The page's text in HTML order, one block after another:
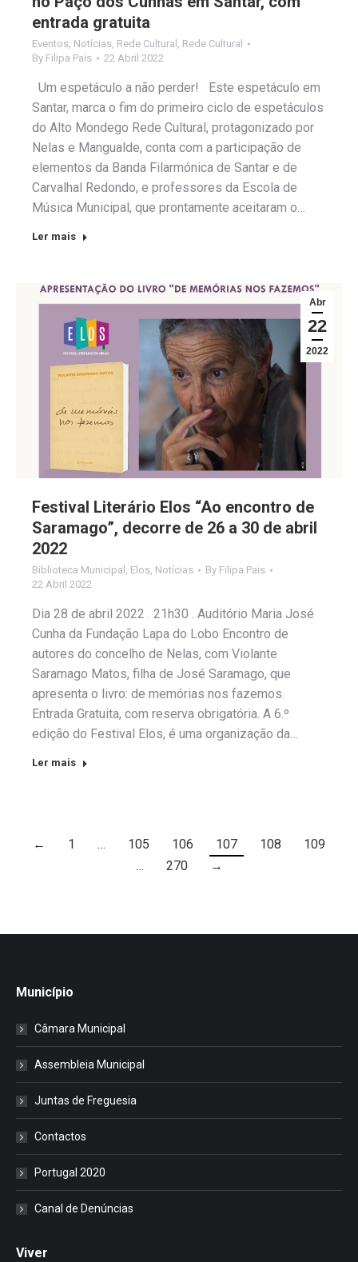
entrada gratuita
Eventos Notícias Rede Cultural
Rede Cultural
By Filipa Pais 22 Abril 2022
Um espetáculo a não perder! Este espetáculo em
Santar, marca o fim do primeiro ciclo de espetáculos
do Alto Mondego Rede Cultural, protagonizado por
Nelas e Mangualde, conta com a participação de
elementos da Banda Filarmónica de Santar e de
Carvalhal Redondo, e professores da Escola de
Música Municipal, que prontamente aceitaram o…
Ler mais
Abr
22
2022
Festival Literário Elos “Ao encontro de
Saramago”, decorre de 26 a 30 de abril
2022
Biblioteca Municipal , Elos, Notícias By Filipa Pais
22 Abril 2022
Dia 28 de abril 2022 . 21h30 . Auditório Maria José
Cunha da Fundação Lapa do Lobo Encontro de
autores do concelho de Nelas, com Violante
Saramago Matos, filha de José Saramago, que
apresenta o livro: de memórias nos fazemos.
Entrada Gratuita, com reserva obrigatória. A 6.º
edição do Festival Elos, é uma organização da…
Ler mais
← 1 … 105 106 107 108
109
…
270 →
Município
Câmara Municipal
Assembleia Municipal
Juntas de Freguesia
Contactos
Portugal 2020
Canal de Denúncias
Viver